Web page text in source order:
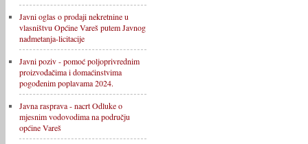
Javni oglas o prodaji nekretnine u
vlasništvu Općine Vareš putem Javnog
nadmetanja-licitacije
Javni poziv - pomoć poljoprivrednim
proizvođačima i domaćinstvima
pogođenim poplavama 2024.
Javna rasprava - nacrt Odluke o
mjesnim vodovodima na području
općine Vareš